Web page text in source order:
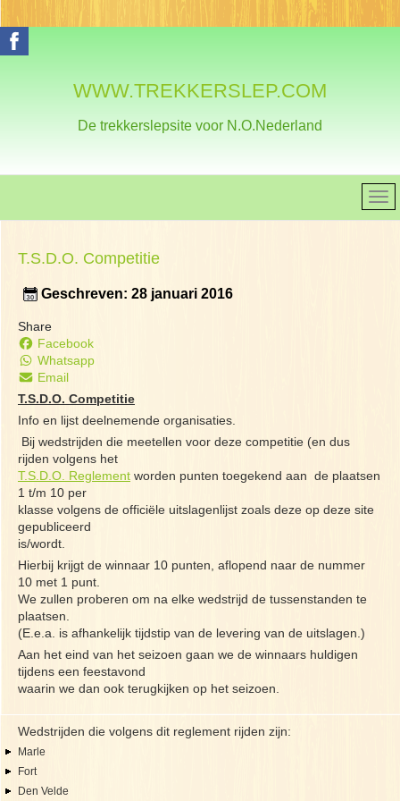
WWW.TREKKERSLEP.COM
De trekkerslepsite voor N.O.Nederland
T.S.D.O. Competitie
Geschreven: 28 januari 2016
Share
Facebook
Whatsapp
Email
T.S.D.O. Competitie
Info en lijst deelnemende organisaties.
Bij wedstrijden die meetellen voor deze competitie (en dus
rijden volgens het
T.S.D.O. Reglement worden punten toegekend aan de plaatsen
1 t/m 10 per
klasse volgens de officiële uitslagenlijst zoals deze op deze site
gepubliceerd
is/wordt.
Hierbij krijgt de winnaar 10 punten, aflopend naar de nummer
10 met 1 punt.
We zullen proberen om na elke wedstrijd de tussenstanden te
plaatsen.
(E.e.a. is afhankelijk tijdstip van de levering van de uitslagen.)
Aan het eind van het seizoen gaan we de winnaars huldigen
tijdens een feestavond
waarin we dan ook terugkijken op het seizoen.
Wedstrijden die volgens dit reglement rijden zijn:
Marle
Fort
Den Velde